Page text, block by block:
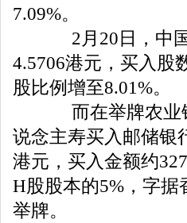
7.09%。
2月20日，中国
4.5706港元，买入股
股比例增至8.01%。
而在举牌农业
说念主寿买入邮储银
港元，买入金额约
H股股本的5%，字
举牌。